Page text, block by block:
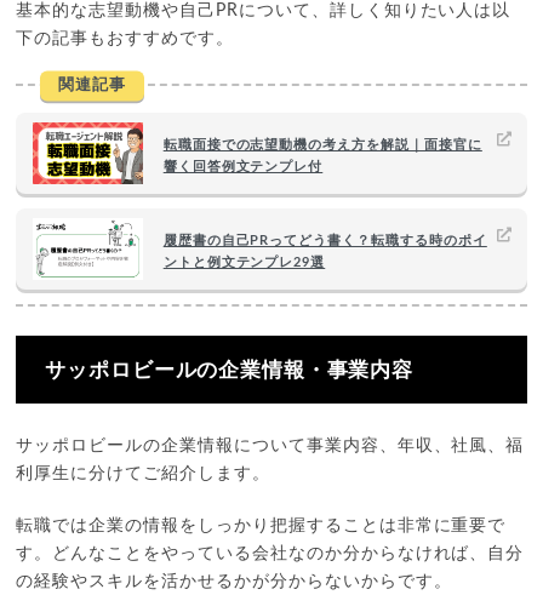
基本的な志望動機や自己PRについて、詳しく知りたい人は以
下の記事もおすすめです。
関連記事
転職面接での志望動機の考え方を解説｜面接官に
響く回答例文テンプレ付
履歴書の自己PRってどう書く？転職する時のポイ
ントと例文テンプレ29選
サッポロビールの企業情報・事業内容
サッポロビールの企業情報について事業内容、年収、社風、福
利厚生に分けてご紹介します。
転職では企業の情報をしっかり把握することは非常に重要で
す。どんなことをやっている会社なのか分からなければ、自分
の経験やスキルを活かせるかが分からないからです。